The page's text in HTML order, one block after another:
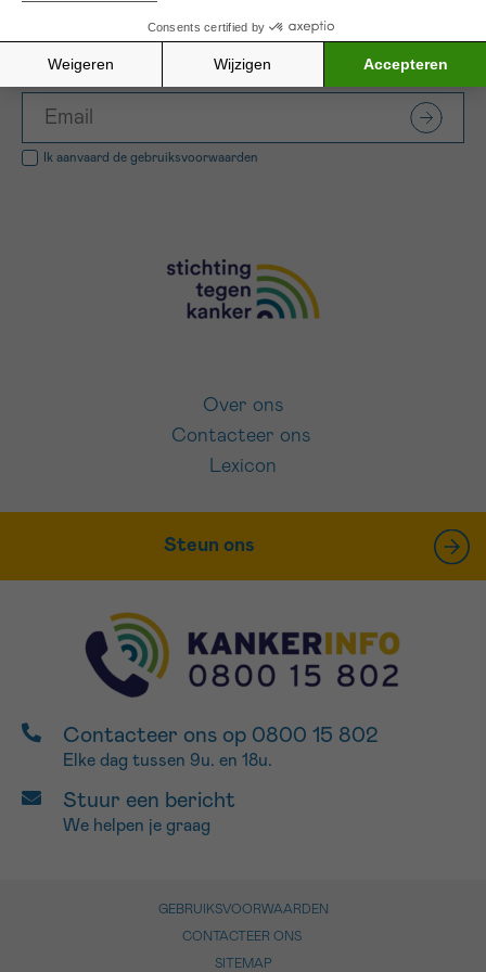
SCHRIJF JE IN VOOR ONZE NIEUWSBRIEF
Ik aanvaard de gebruiksvoorwaarden
Over ons
Contacteer ons
Lexicon
Steun ons
Contacteer ons op 0800 15 802
Elke dag tussen 9u. en 18u.
Stuur een bericht
We helpen je graag
GEBRUIKSVOORWAARDEN
CONTACTEER ONS
SITEMAP